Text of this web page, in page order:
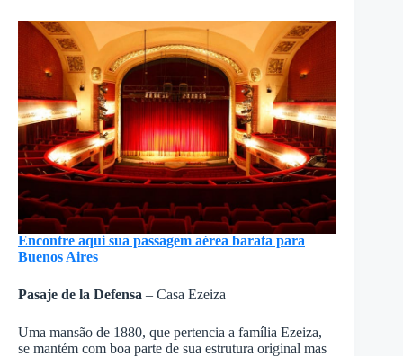
Encontre aqui sua passagem aérea barata para
Buenos Aires
Pasaje de la Defensa – Casa Ezeiza
Uma mansão de 1880, que pertencia a família Ezeiza,
se mantém com boa parte de sua estrutura original mas